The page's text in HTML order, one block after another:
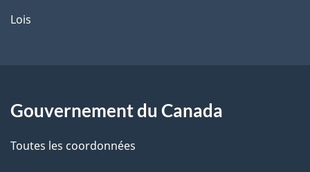
Lois
Gouvernement du Canada
Toutes les coordonnées